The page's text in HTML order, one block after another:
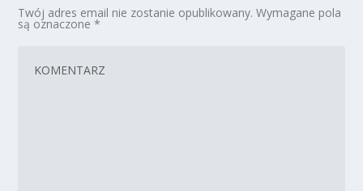
Twój adres email nie zostanie opublikowany. Wymagane pola
są oznaczone*